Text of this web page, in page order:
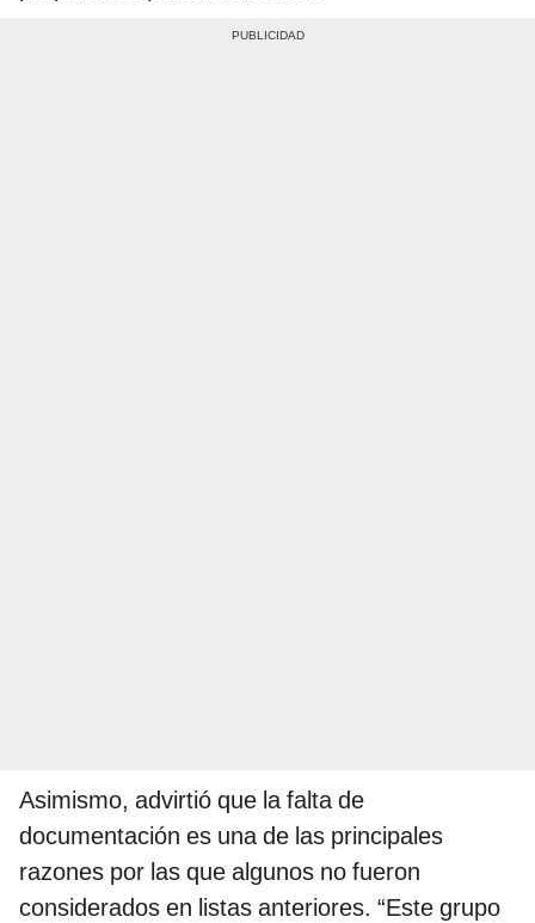
Asimismo, advirtió que la falta de
documentación es una de las principales
razones por las que algunos no fueron
considerados en listas anteriores. “Este grupo